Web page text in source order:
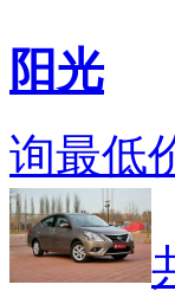
阳光
询最低